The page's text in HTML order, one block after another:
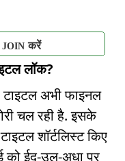
JOIN करें
लॉक?
अभी फाइनल
चल रही है. इसके
शॉर्टलिस्ट किए
ईद-उल-अधा पर